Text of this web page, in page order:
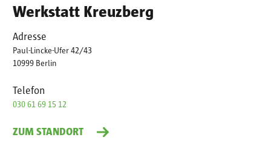
Werkstatt Kreuzberg
Adresse
Paul-Lincke-Ufer 42/43
10999 Berlin
Telefon
030 61 69 15 12
ZUM STANDORT